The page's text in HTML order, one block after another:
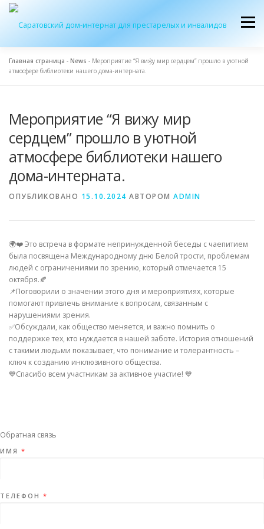
Перейти
содержимому
Меню
ОБ УЧРЕЖДЕНИИ ЭКСКУРСИЯ
ЖУРНАЛ “ДОМ” КОНТАКТЫ
Главная страница - News - Мероприятие “Я вижу мир сердцем” прошло в уютной
атмосфере библиотеки нашего дома-интерната.
Мероприятие “Я вижу мир
сердцем” прошло в уютной
атмосфере библиотеки нашего
дома-интерната.
ОПУБЛИКОВАНО 15.10.2024 АВТОРОМ ADMIN
🌍❤️ Это встреча в формате непринужденной беседы с чаепитием
была посвящена Международному дню Белой трости, проблемам
людей с ограничениями по зрению, который отмечается 15
октября.🍂
📌Поговорили о значении этого дня и мероприятиях, которые
помогают привлечь внимание к вопросам, связанным с
нарушениями зрения.
✅Обсуждали, как общество меняется, и важно помнить о
поддержке тех, кто нуждается в нашей заботе. История отношений
с такими людьми показывает, что понимание и толерантность –
ключ к созданию инклюзивного общества.
💙Спасибо всем участникам за активное участие! 💙
Обратная связь
ИМЯ *
ТЕЛЕФОН *